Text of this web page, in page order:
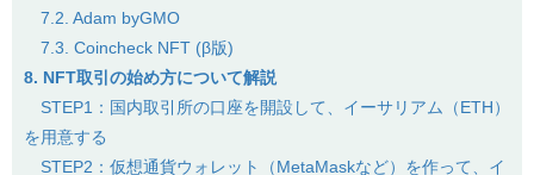
7.2. Adam byGMO
7.3. Coincheck NFT (β版)
8. NFT取引の始め方について解説
STEP1：国内取引所の口座を開設して、イーサリアム（ETH）
を用意する
STEP2：仮想通貨ウォレット（MetaMaskなど）を作って、イ